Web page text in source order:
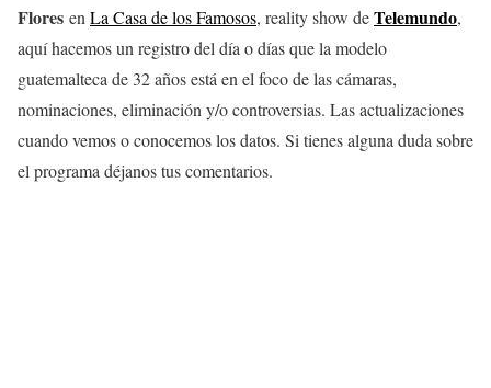
Flores en La Casa de los Famosos, reality show deTelemundo,
aquí hacemos un registro del día o días que la modelo
guatemalteca de 32 años está en el foco de las cámaras,
nominaciones, eliminación y/o controversias. Las actualizaciones
cuando vemos o conocemos los datos. Si tienes alguna duda sobre
el programa déjanos tus comentarios.